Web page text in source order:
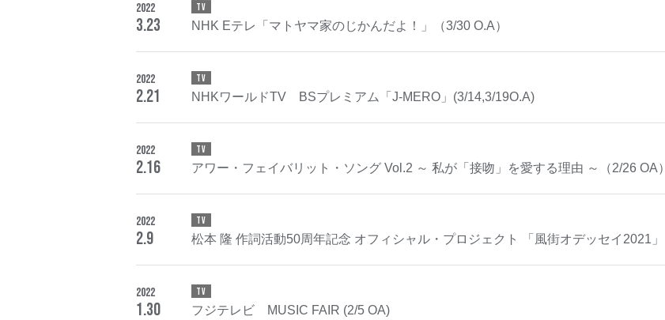
2022
3.23
TV
NHK Eテレ「マトヤマ家のじかんだよ！」（3/30 O.A）
2022
2.21
TV
NHKワールドTV BSプレミアム「J-MERO」(3/14,3/19O.A)
2022
2.16
TV
アワー・フェイバリット・ソング Vol.2 ～ 私が「接吻」を愛する理由 ～（2/26 OA）
2022
2.9
TV
松本 隆 作詞活動50周年記念 オフィシャル・プロジェクト 「風街オデッセイ2021」
2022
1.30
TV
フジテレビ MUSIC FAIR (2/5 OA)